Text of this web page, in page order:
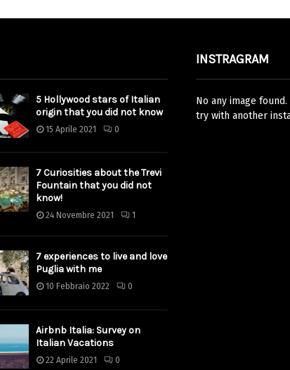
5 Hollywood stars of Italian
origin that you did not know
15 Aprile 2021 0
7 Curiosities about the Trevi
Fountain that you did not
know!
24 Novembre 2021 1
7 experiences to live and love
Puglia with me
10 Febbraio 2022 0
Airbnb Italia: Survey on
Italian Vacations
22 Aprile 2021 0
INSTRAGRAM
No any image
try with another